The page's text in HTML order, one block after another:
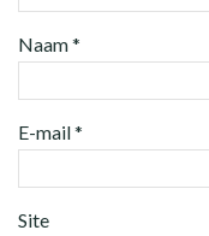
Naam*
E-mail*
Site